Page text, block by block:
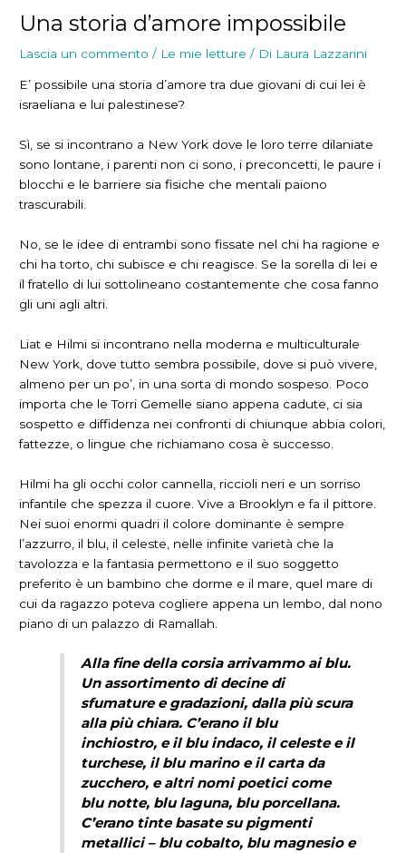
Una storia d’amore impossibile
Lascia un commento / Le mie letture / Di Laura Lazzarini
E’ possibile una storia d’amore tra due giovani di cui lei è
israeliana e lui palestinese?
Sì, se si incontrano a New York dove le loro terre dilaniate
sono lontane, i parenti non ci sono, i preconcetti, le paure i
blocchi e le barriere sia fisiche che mentali paiono
trascurabili.
No, se le idee di entrambi sono fissate nel chi ha ragione e
chi ha torto, chi subisce e chi reagisce. Se la sorella di lei e
il fratello di lui sottolineano costantemente che cosa fanno
gli uni agli altri.
Liat e Hilmi si incontrano nella moderna e multiculturale
New York, dove tutto sembra possibile, dove si può vivere,
almeno per un po’, in una sorta di mondo sospeso. Poco
importa che le Torri Gemelle siano appena cadute, ci sia
sospetto e diffidenza nei confronti di chiunque abbia colori,
fattezze, o lingue che richiamano cosa è successo.
Hilmi ha gli occhi color cannella, riccioli neri e un sorriso
infantile che spezza il cuore. Vive a Brooklyn e fa il pittore.
Nei suoi enormi quadri il colore dominante è sempre
l’azzurro, il blu, il celeste, nelle infinite varietà che la
tavolozza e la fantasia permettono e il suo soggetto
preferito è un bambino che dorme e il mare, quel mare di
cui da ragazzo poteva cogliere appena un lembo, dal nono
piano di un palazzo di Ramallah.
Alla fine della corsia arrivammo ai blu.
Un assortimento di decine di
sfumature e gradazioni, dalla più scura
alla più chiara. C’erano il blu
inchiostro, e il blu indaco, il celeste e il
turchese, il blu marino e il carta da
zucchero, e altri nomi poetici come
blu notte, blu laguna, blu porcellana.
C’erano tinte basate su pigmenti
metallici – blu cobalto, blu magnesio e